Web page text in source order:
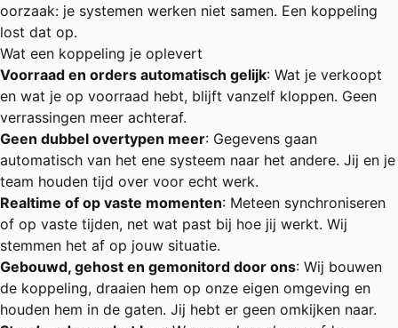
oorzaak: je systemen werken niet samen. Een koppeling
lost dat op.
Wat een koppeling je oplevert
Voorraad en orders automatisch gelijk: Wat je verkoopt
en wat je op voorraad hebt, blijft vanzelf kloppen. Geen
verrassingen meer achteraf.
Geen dubbel overtypen meer: Gegevens gaan
automatisch van het ene systeem naar het andere. Jij en je
team houden tijd over voor echt werk.
Realtime of op vaste momenten: Meteen synchroniseren
of op vaste tijden, net wat past bij hoe jij werkt. Wij
stemmen het af op jouw situatie.
Gebouwd, gehost en gemonitord door ons: Wij bouwen
de koppeling, draaien hem op onze eigen omgeving en
houden hem in de gaten. Jij hebt er geen omkijken naar.